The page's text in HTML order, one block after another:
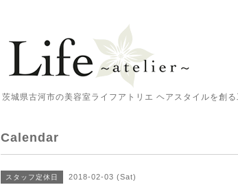
茨城県古河市の美容室ライフアトリエ ヘアスタイルを創
Calendar
スタッフ定休日 2018-02-03 (Sat)